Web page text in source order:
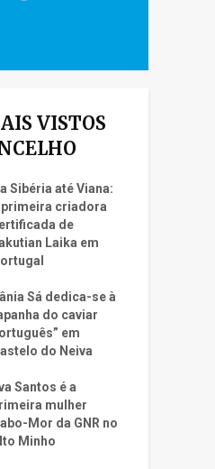
VISTOS
Sibéria até Viana:
primeira criadora
de
Laika em
Sá dedica-se à
do caviar
em
do Neiva
Santos é a
mulher
Mor da GNR no
Minho